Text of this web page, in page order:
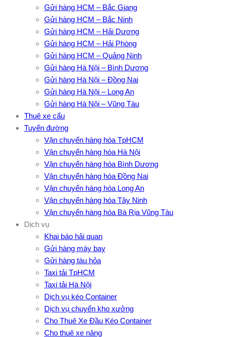
Gửi hàng HCM – Bắc Giang
Gửi hàng HCM – Bắc Ninh
Gửi hàng HCM – Hải Dương
Gửi hàng HCM – Hải Phòng
Gửi hàng HCM – Quảng Ninh
Gửi hàng Hà Nội – Bình Dương
Gửi hàng Hà Nội – Đồng Nai
Gửi hàng Hà Nội – Long An
Gửi hàng Hà Nội – Vũng Tàu
Thuê xe cẩu
Tuyến đường
Vận chuyển hàng hóa TpHCM
Vận chuyển hàng hóa Hà Nội
Vận chuyển hàng hóa Bình Dương
Vận chuyển hàng hóa Đồng Nai
Vận chuyển hàng hóa Long An
Vận chuyển hàng hóa Tây Ninh
Vận chuyển hàng hóa Bà Rịa Vũng Tàu
Dịch vụ
Khai báo hải quan
Gửi hàng máy bay
Gửi hàng tàu hỏa
Taxi tải TpHCM
Taxi tải Hà Nội
Dịch vụ kéo Container
Dịch vụ chuyển kho xưởng
Cho Thuê Xe Đầu Kéo Container
Cho thuê xe nâng